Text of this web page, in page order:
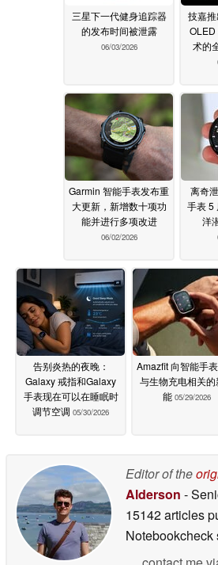
三星下一代健身追踪器
的发布时间被泄露
06/03/2026
技嘉
OLED
术的
Garmin 智能手表发布重
大更新，新增数十项功
能并进行多项改进
06/02/2026
离奇
手表 5
洋
告别炎热的夜晚：
Galaxy 戒指和Galaxy
手表现在可以在睡眠时
调节空调 05/30/2026
Amazfit 向智能手
与生物充电相关的
能 05/29/2026
Editor of the
Alderson -
15142 articles
Notebookcheck